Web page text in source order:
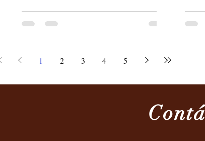
Sonia Batagin, durante su Visita Canónica a
la Provincia de Filipinas-Australia-Saipán-
verdaderamente un tiempo de gracia, renov
años:
1 2 3 4 5